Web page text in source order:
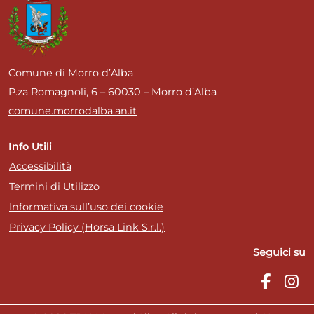
Comune di Morro d’Alba
P.za Romagnoli, 6 – 60030 – Morro d’Alba
comune.morrodalba.an.it
Info Utili
Accessibilità
Termini di Utilizzo
Informativa sull’uso dei cookie
Privacy Policy (Horsa Link S.r.l.)
Seguici su